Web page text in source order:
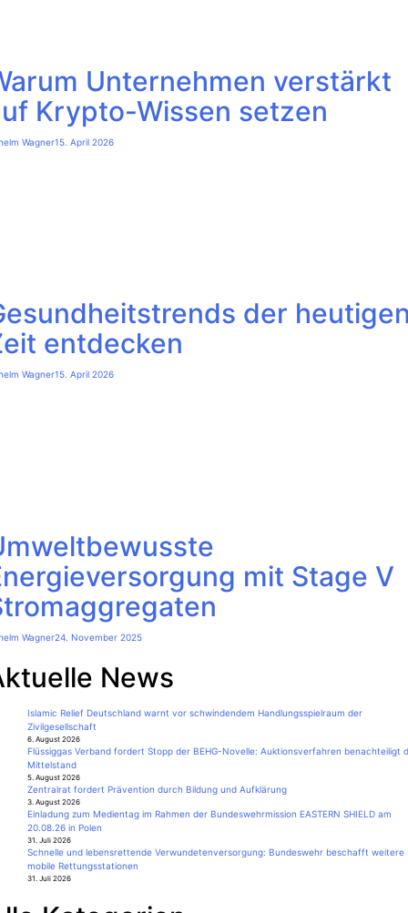
Unternehmen verstärkt
Krypto-Wissen setzen
Wagner15. April 2026
der
entdecken
Wagner15. April 2026
mit Stage V
Wagner24. November 2025
News
Islamic Relief Deutschland warnt vor schwindendem Handlungsspielraum der
Zivilgesellschaft
6. August 2026
Flüssiggas Verband fordert Stopp der BEHG-Novelle: Auktionsverfahren benachteiligt
Mittelstand
5. August 2026
Zentralrat fordert Prävention durch Bildung und Aufklärung
3. August 2026
Einladung zum Medientag im Rahmen der Bundeswehrmission EASTERN SHIELD am
20.08.26 in Polen
31. Juli 2026
Schnelle und lebensrettende Verwundetenversorgung: Bundeswehr beschafft weitere
mobile Rettungsstationen
31. Juli 2026